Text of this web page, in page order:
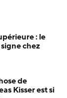
: le
chez
de
Kisser est si